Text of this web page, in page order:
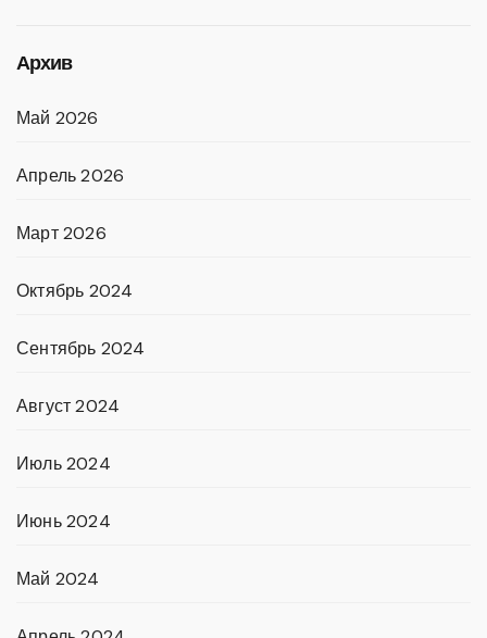
Архив
Май 2026
Апрель 2026
Март 2026
Октябрь 2024
Сентябрь 2024
Август 2024
Июль 2024
Июнь 2024
Май 2024